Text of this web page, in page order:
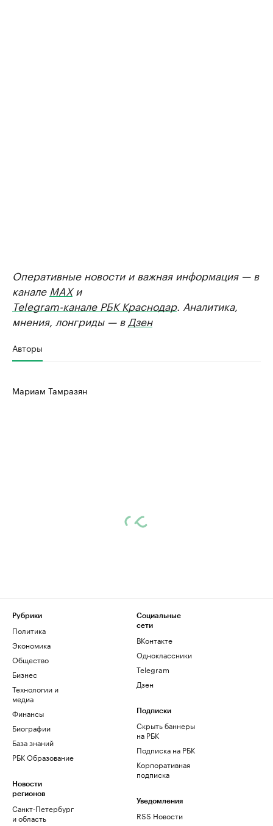
Оперативные новости и важная информация — в
канале MAXи
Telegram-канале РБК Краснодар. Аналитика,
мнения, лонгриды — в Дзен
Авторы
Мариам Тамразян
Рубрики
Политика
Экономика
Общество
Бизнес
Технологии и
медиа
Финансы
Биографии
База знаний
РБК Образование
Новости
регионов
Санкт-Петербург
и область
Социальные
сети
ВКонтакте
Одноклассники
Telegram
Дзен
Подписки
Скрыть баннеры
на РБК
Подписка на РБК
Корпоративная
подписка
Уведомления
RSS Новости